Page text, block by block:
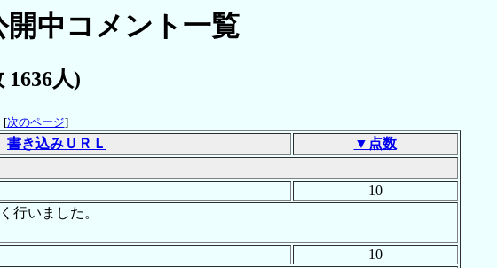
中コメント一覧
人)
[次のページ]
書き込みＵＲＬ
▼点数
10
行いました。
10